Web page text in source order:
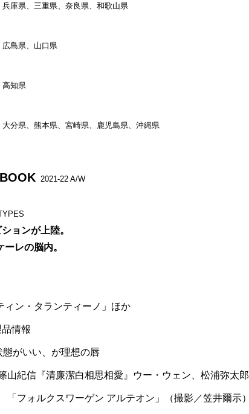
庫県、三重県、奈良県、和歌山県
島県、山口県
高知県
分県、熊本県、宮崎県、鹿児島県、沖縄県
2021-22 A/W
ョンが上陸。
レの脳内。
ィン・タランティーノ」ほか
情報
がいい、が理想の唇
紀信『清廉潔白相思相愛』ウー・ウェン、松浦弥太郎
フォルクスワーゲン アルテオン」（撮影／笠井爾示）